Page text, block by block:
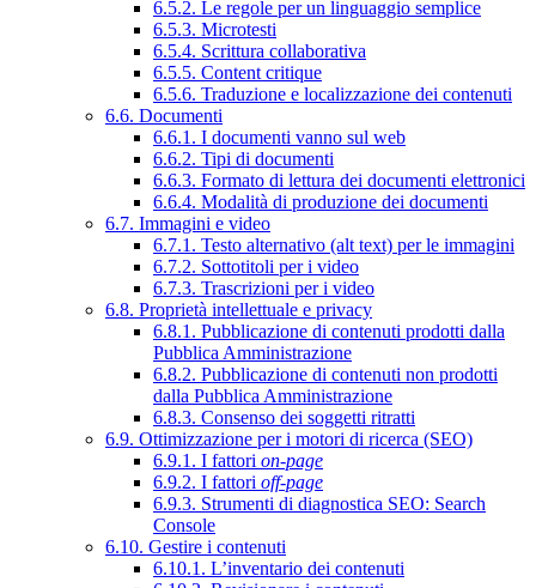
6.5.2. Le regole per un linguaggio semplice
6.5.3. Microtesti
6.5.4. Scrittura collaborativa
6.5.5. Content critique
6.5.6. Traduzione e localizzazione dei contenuti
6.6. Documenti
6.6.1. I documenti vanno sul web
6.6.2. Tipi di documenti
6.6.3. Formato di lettura dei documenti elettronici
6.6.4. Modalità di produzione dei documenti
6.7. Immagini e video
6.7.1. Testo alternativo (alt text) per le immagini
6.7.2. Sottotitoli per i video
6.7.3. Trascrizioni per i video
6.8. Proprietà intellettuale e privacy
6.8.1. Pubblicazione di contenuti prodotti dalla
Pubblica Amministrazione
6.8.2. Pubblicazione di contenuti non prodotti
dalla Pubblica Amministrazione
6.8.3. Consenso dei soggetti ritratti
6.9. Ottimizzazione per i motori di ricerca (SEO)
6.9.1. I fattori on-page
6.9.2. I fattori off-page
6.9.3. Strumenti di diagnostica SEO: Search
Console
6.10. Gestire i contenuti
6.10.1. L’inventario dei contenuti